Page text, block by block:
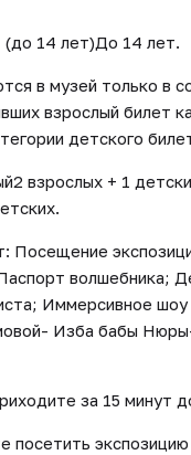
(до 14 лет)До 14 лет.
в музей только в
взрослый билет
детского
взрослых + 1
Посещение
волшебника;
Иммерсивное шоу
Изба бабы
за 15 минут
посетить